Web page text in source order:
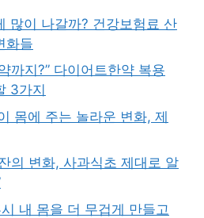
많이 나갈까? 건강보험료 산
화들
까지?” 다이어트한약 복용
3가지
몸에 주는 놀라운 변화, 제
의 변화, 사과식초 제대로 알
내 몸을 더 무겁게 만들고